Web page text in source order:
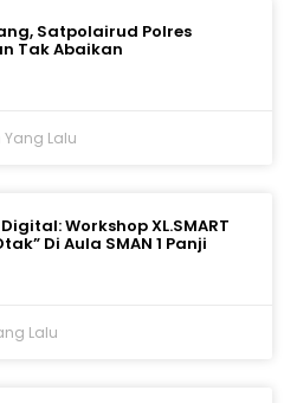
Satpolairud Polres
Tak Abaikan
Yang Lalu
Workshop XL.SMART
Di Aula SMAN 1 Panji
Lalu